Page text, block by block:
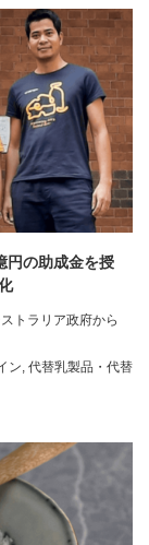
の助成金を授
トラリア政府から
ン, 代替乳製品・代替